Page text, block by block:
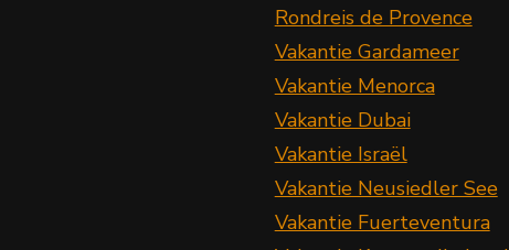
Rondreis de Provence
Vakantie Gardameer
Vakantie Menorca
Vakantie Dubai
Vakantie Israël
Vakantie Neusiedler See
Vakantie Fuerteventura